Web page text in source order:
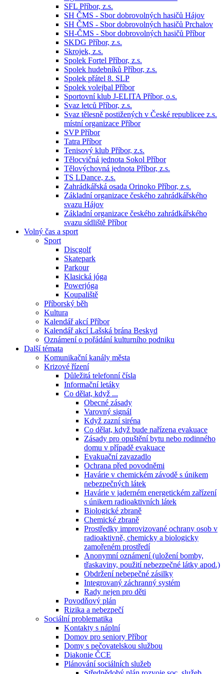
SFL Příbor, z.s.
SH ČMS - Sbor dobrovolných hasičů Hájov
SH ČMS - Sbor dobrovolných hasičů Prchalov
SH-ČMS - Sbor dobrovolných hasičů Příbor
SKDG Příbor, z.s.
Skrojek, z.s.
Spolek Fortel Příbor, z.s.
Spolek hudebníků Příbor, z.s.
Spolek přátel 8. SLP
Spolek volejbal Příbor
Sportovní klub J-ELITA Příbor, o.s.
Svaz letců Příbor, z.s.
Svaz tělesně postižených v České republicee z.s.
místní organizace Příbor
SVP Příbor
Tatra Příbor
Tenisový klub Příbor, z.s.
Tělocvičná jednota Sokol Příbor
Tělovýchovná jednota Příbor, z.s.
TS LDance, z.s.
Zahrádkářská osada Orinoko Příbor, z.s.
Základní organizace českého zahrádkářského
svazu Hájov
Základní organizace českého zahrádkářského
svazu sídliště Příbor
Volný čas a sport
Sport
Discgolf
Skatepark
Parkour
Klasická jóga
Powerjóga
Koupaliště
Příborský běh
Kultura
Kalendář akcí Příbor
Kalendář akcí Lašská brána Beskyd
Oznámení o pořádání kulturního podniku
Další témata
Komunikační kanály města
Krizové řízení
Důležitá telefonní čísla
Informační letáky
Co dělat, když ...
Obecné zásady
Varovný signál
Když zazní siréna
Co dělat, když bude nařízena evakuace
Zásady pro opuštění bytu nebo rodinného
domu v případě evakuace
Evakuační zavazadlo
Ochrana před povodněmi
Havárie v chemickém závodě s únikem
nebezpečných látek
Havárie v jaderném energetickém zařízení
s únikem radioaktivních látek
Biologické zbraně
Chemické zbraně
Prostředky improvizované ochrany osob v
radioaktivně, chemicky a biologicky
zamořeném prostředí
Anonymní oznámení (uložení bomby,
třaskaviny, použití nebezpečné látky apod.)
Obdržení nebepečné zásilky
Integrovaný záchranný systém
Rady nejen pro děti
Povodňový plán
Rizika a nebezpečí
Sociální problematika
Kontakty s náplní
Domov pro seniory Příbor
Domy s pečovatelskou službou
Diakonie ČCE
Plánování sociálních služeb